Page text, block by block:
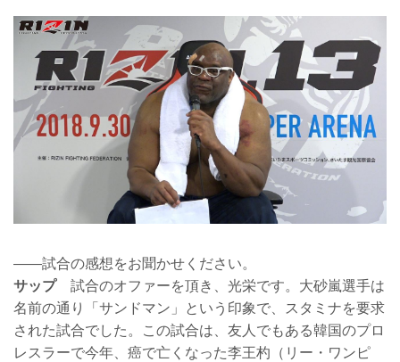
——試合の感想をお聞かせください。
サップ試合のオファーを頂き、光栄です。大砂嵐選手は
名前の通り「サンドマン」という印象で、スタミナを要求
された試合でした。この試合は、友人でもある韓国のプロ
レスラーで今年、癌で亡くなった李王杓（リー・ワンピ